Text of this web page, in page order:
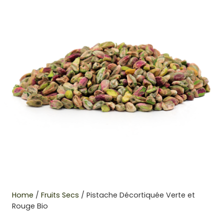
Home / Fruits Secs / Pistache Décortiquée Verte et
Rouge Bio